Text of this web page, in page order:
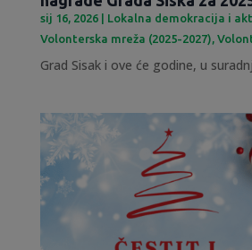
sij 16, 2026| Lokalna demokracija i
Volonterska mreža (2025-2027),
Grad Sisak i ove će godine, u